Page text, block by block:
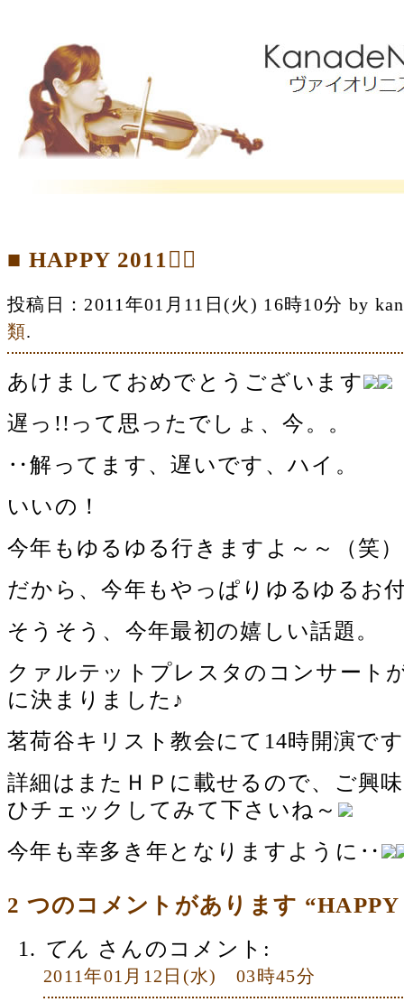
■ HAPPY 2011
投稿日：2011年01月11日(火) 16時10分 by
類.
あけましておめでとうございます
遅っ!!って思ったでしょ、今。。
‥解ってます、遅いです、ハイ。
いいの！
今年もゆるゆる行きますよ～～（笑）
だから、今年もやっぱりゆるゆるお
そうそう、今年最初の嬉しい話題。
クァルテットプレスタのコンサート
に決まりました♪
茗荷谷キリスト教会にて14時開演で
詳細はまたＨＰに載せるので、ご興
ひチェックしてみて下さいね～
今年も幸多き年となりますように‥
2 つのコメントがあります
てん さんのコメント:
2011年01月12日(水) 03時45分